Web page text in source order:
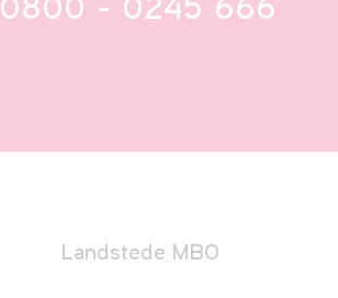
0800 - 0245 666
Landstede MBO